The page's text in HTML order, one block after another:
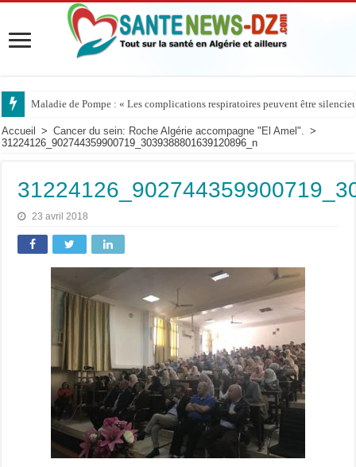
Maladie de Pompe : « Les complications respiratoires peuvent être
Accueil > Cancer du sein: Roche Algérie accompagne "El Amel". >
31224126_902744359900719_3039388801639120896_n
23 avril 2018